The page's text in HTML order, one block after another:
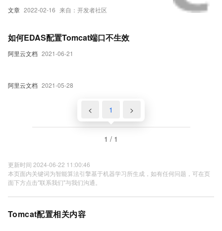
文章 2022-02-16 来自：开发者社区
阿里云文档 2021-06-21
如何EDAS配置Tomcat端口不生效
阿里云文档 2021-05-28
< 1 >
1 / 1
更新时间 2024-06-22 11:00:46
本页面内关键词为智能算法引擎基于机器学习所生成，如有任何问题，可在页
面下方点击"联系我们"与我们沟通。
Tomcat配置相关内容